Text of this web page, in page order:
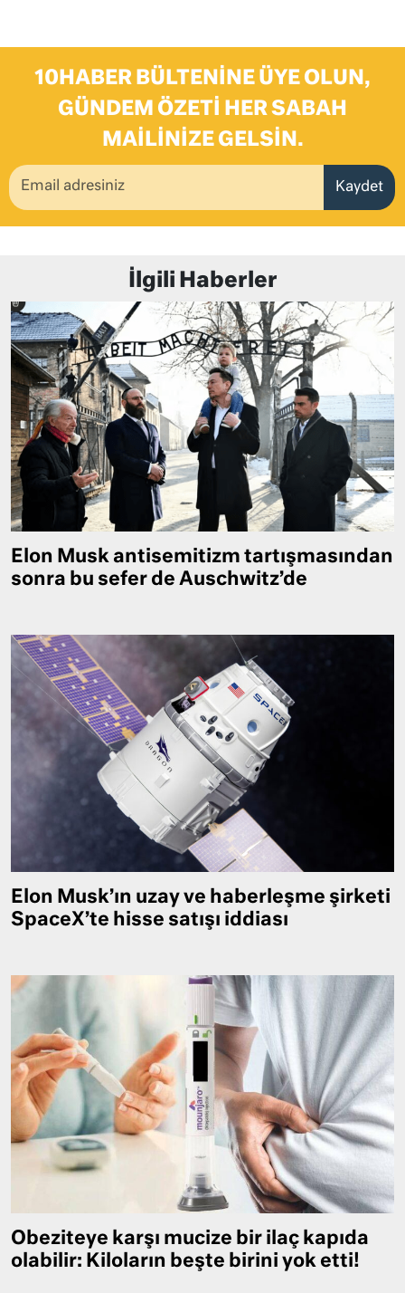
10HABER BÜLTENINE ÜYE OLUN,
GÜNDEM ÖZETI HER SABAH
MAILINIZE GELSIN.
Kaydet
İlgili Haberler
Elon Musk antisemitizm tartışmasından
sonra bu sefer de Auschwitz’de
Elon Musk’ın uzay ve haberleşme şirketi
SpaceX’te hisse satışı iddiası
Obeziteye karşı mucize bir ilaç kapıda
olabilir: Kiloların beşte birini yok etti!